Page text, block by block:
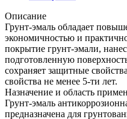
Описание
Грунт-эмаль обладает
экономичностью и
покрытие грунт-эмали,
подготовленную
сохраняет защитные
свойства не менее 5-ти лет.
Назначение и область
Грунт-эмаль
предназначена для